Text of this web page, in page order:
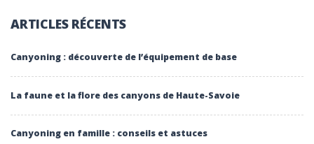
ARTICLES RÉCENTS
Canyoning : découverte de l’équipement de base
La faune et la flore des canyons de Haute-Savoie
Canyoning en famille : conseils et astuces